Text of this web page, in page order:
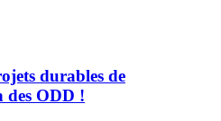
durables de
des ODD !